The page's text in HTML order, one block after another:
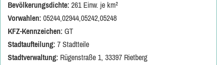
Bevölkerungsdichte: 261 Einw. je km²
Vorwahlen: 05244,02944,05242,05248
KFZ-Kennzeichen: GT
Stadtaufteilung: 7 Stadtteile
Stadtverwaltung: Rügenstraße 1, 33397 Rietberg